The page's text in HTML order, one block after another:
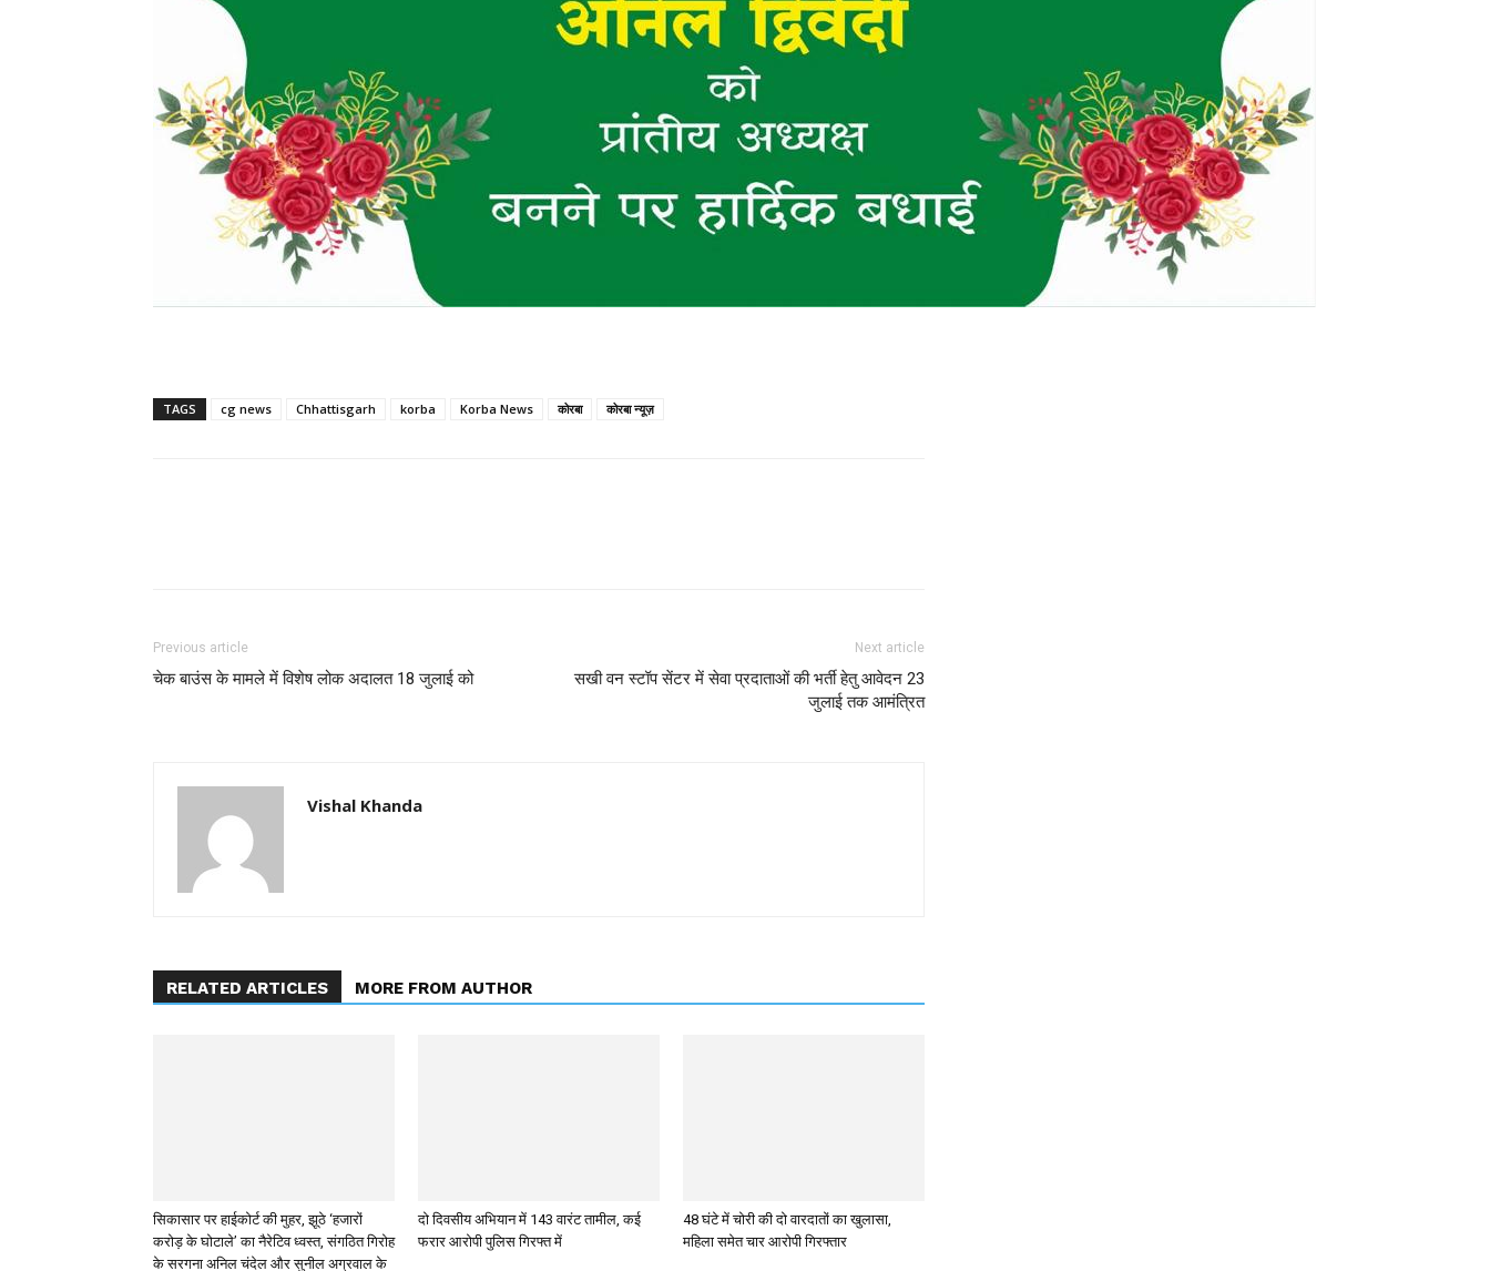
TAGS cg news Chhattisgarh korba Korba News कोरबा कोरबा न्यूज़
Previous article
चेक बाउंस के मामले में विशेष लोक अदालत 18 जुलाई को
Next article
सखी वन स्टॉप सेंटर में सेवा प्रदाताओं की भर्ती हेतु आवेदन 23
जुलाई तक आमंत्रित
Vishal Khanda
RELATED ARTICLES MORE FROM AUTHOR
सिकासार पर हाईकोर्ट की मुहर, झूठे ‘हजारों
करोड़ के घोटाले’ का नैरेटिव ध्वस्त, संगठित गिरोह
के सरगना अनिल चंदेल और सुनील अग्रवाल के
दो दिवसीय अभियान में 143 वारंट तामील, कई
फरार आरोपी पुलिस गिरफ्त में
48 घंटे में चोरी की दो वारदातों का खुलासा,
महिला समेत चार आरोपी गिरफ्तार